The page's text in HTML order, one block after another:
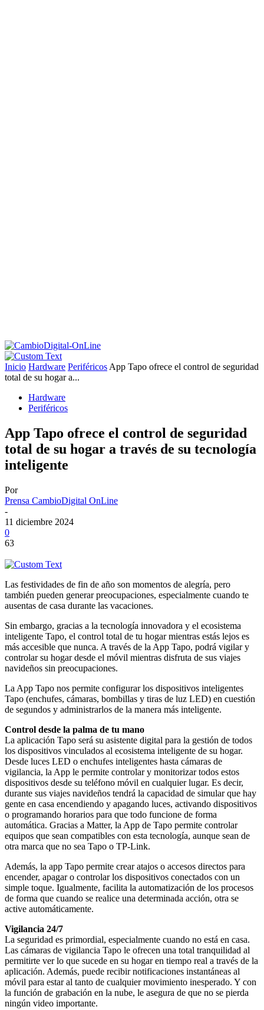
Inicio Hardware Periféricos App Tapo ofrece el control de seguridad
total de su hogar a...
Hardware
Periféricos
App Tapo ofrece el control de seguridad
total de su hogar a través de su tecnología
inteligente
Por
Prensa CambioDigital OnLine
-
11 diciembre 2024
0
63
Las festividades de fin de año son momentos de alegría, pero
también pueden generar preocupaciones, especialmente cuando te
ausentas de casa durante las vacaciones.
Sin embargo, gracias a la tecnología innovadora y el ecosistema
inteligente Tapo, el control total de tu hogar mientras estás lejos es
más accesible que nunca. A través de la App Tapo, podrá vigilar y
controlar su hogar desde el móvil mientras disfruta de sus viajes
navideños sin preocupaciones.
La App Tapo nos permite configurar los dispositivos inteligentes
Tapo (enchufes, cámaras, bombillas y tiras de luz LED) en cuestión
de segundos y administrarlos de la manera más inteligente.
Control desde la palma de tu mano
La aplicación Tapo será su asistente digital para la gestión de todos
los dispositivos vinculados al ecosistema inteligente de su hogar.
Desde luces LED o enchufes inteligentes hasta cámaras de
vigilancia, la App le permite controlar y monitorizar todos estos
dispositivos desde su teléfono móvil en cualquier lugar. Es decir,
durante sus viajes navideños tendrá la capacidad de simular que hay
gente en casa encendiendo y apagando luces, activando dispositivos
o programando horarios para que todo funcione de forma
automática. Gracias a Matter, la App de Tapo permite controlar
equipos que sean compatibles con esta tecnología, aunque sean de
otra marca que no sea Tapo o TP-Link.
Además, la app Tapo permite crear atajos o accesos directos para
encender, apagar o controlar los dispositivos conectados con un
simple toque. Igualmente, facilita la automatización de los procesos
de forma que cuando se realice una determinada acción, otra se
active automáticamente.
Vigilancia 24/7
La seguridad es primordial, especialmente cuando no está en casa.
Las cámaras de vigilancia Tapo le ofrecen una total tranquilidad al
permitirte ver lo que sucede en su hogar en tiempo real a través de la
aplicación. Además, puede recibir notificaciones instantáneas al
móvil para estar al tanto de cualquier movimiento inesperado. Y con
la función de grabación en la nube, le asegura de que no se pierda
ningún video importante.